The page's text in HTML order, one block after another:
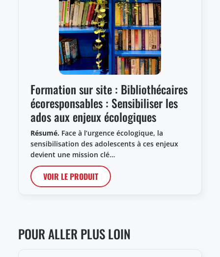
Formation sur site : Bibliothécaires
écoresponsables : Sensibiliser les
ados aux enjeux écologiques
Résumé. Face à l’urgence écologique, la
sensibilisation des adolescents à ces enjeux
devient une mission clé…
VOIR LE PRODUIT
POUR ALLER PLUS LOIN